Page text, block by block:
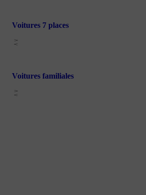
Voitures 7 places
Voitures familiales